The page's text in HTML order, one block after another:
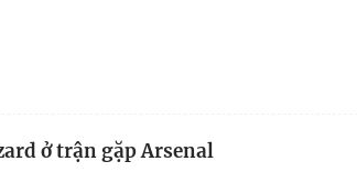
ở trận gặp Arsenal